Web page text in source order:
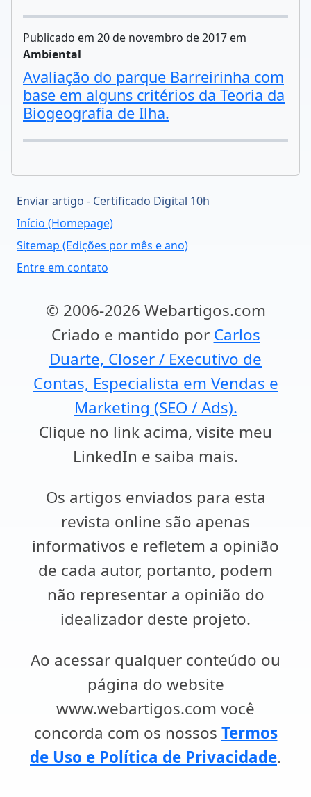
Publicado em 20 de novembro de 2017 em
Ambiental
Avaliação do parque Barreirinha com
base em alguns critérios da Teoria da
Biogeografia de Ilha.
Enviar artigo - Certificado Digital 10h
Início (Homepage)
Sitemap (Edições por mês e ano)
Entre em contato
© 2006-2026 Webartigos.com
Criado e mantido por Carlos
Duarte, Closer / Executivo de
Contas, Especialista em Vendas e
Marketing (SEO / Ads).
Clique no link acima, visite meu
LinkedIn e saiba mais.
Os artigos enviados para esta
revista online são apenas
informativos e refletem a opinião
de cada autor, portanto, podem
não representar a opinião do
idealizador deste projeto.
Ao acessar qualquer conteúdo ou
página do website
www.webartigos.com você
concorda com os nossos Termos
de Uso e Política de Privacidade.